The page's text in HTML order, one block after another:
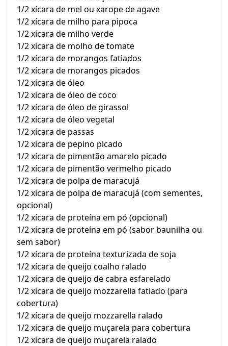
1/2 xícara de mel ou xarope de agave
1/2 xícara de milho para pipoca
1/2 xícara de milho verde
1/2 xícara de molho de tomate
1/2 xícara de morangos fatiados
1/2 xícara de morangos picados
1/2 xícara de óleo
1/2 xícara de óleo de coco
1/2 xícara de óleo de girassol
1/2 xícara de óleo vegetal
1/2 xícara de passas
1/2 xícara de pepino picado
1/2 xícara de pimentão amarelo picado
1/2 xícara de pimentão vermelho picado
1/2 xícara de polpa de maracujá
1/2 xícara de polpa de maracujá (com sementes,
opcional)
1/2 xícara de proteína em pó (opcional)
1/2 xícara de proteína em pó (sabor baunilha ou
sem sabor)
1/2 xícara de proteína texturizada de soja
1/2 xícara de queijo coalho ralado
1/2 xícara de queijo de cabra esfarelado
1/2 xícara de queijo mozzarella fatiado (para
cobertura)
1/2 xícara de queijo mozzarella ralado
1/2 xícara de queijo muçarela para cobertura
1/2 xícara de queijo muçarela ralado